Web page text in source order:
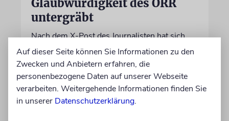
untergräbt
Nach dem X-Post des Journalisten hat sich
Felix Schotland, Vorstand der Synagogen-
Gemeinde Köln, an WDR-
Programmdirektorin Andrea Schafarczyk
gewandt. Wir dokumentieren das Schreiben
im Wortlaut
Auf dieser Seite können Sie Informationen zu den
Zwecken und Anbietern erfahren, die
personenbezogene Daten auf unserer Webseite
verarbeiten. Weitergehende Informationen finden Sie
in unserer Datenschutzerklärung.